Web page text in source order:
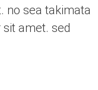
no sea takimata
amet. sed